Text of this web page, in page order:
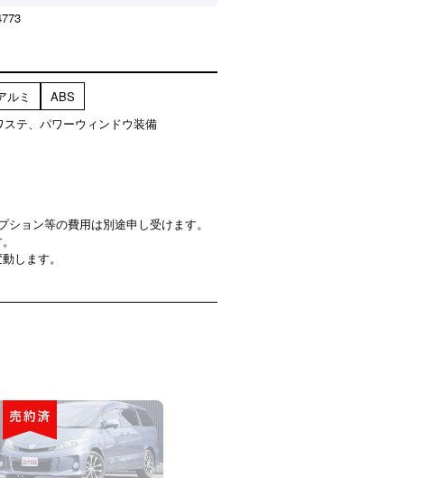
ルミ
ABS
テ、パワーウィンドウ装備
ョン等の費用は別途申し受けます。
します。